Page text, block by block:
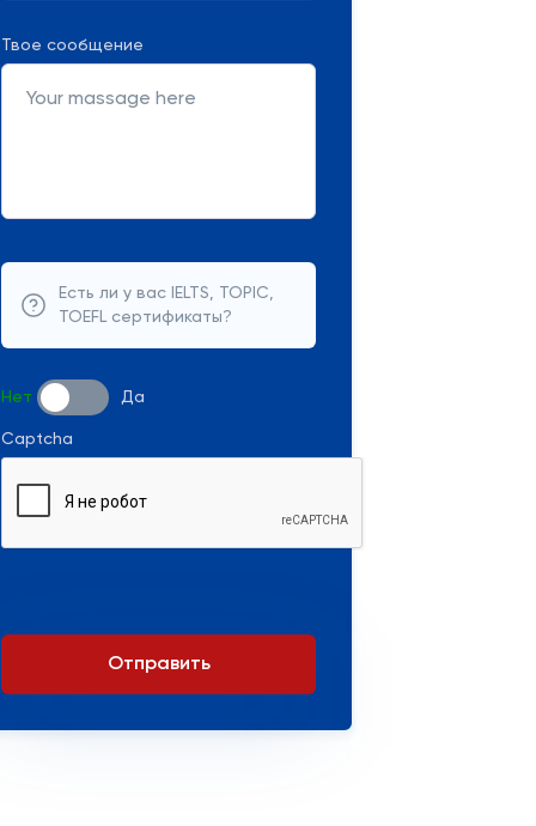
Твое сообщение
Есть ли у вас IELTS, TOPIC,
TOEFL сертификаты?
Нет Да
Captcha
Отправить